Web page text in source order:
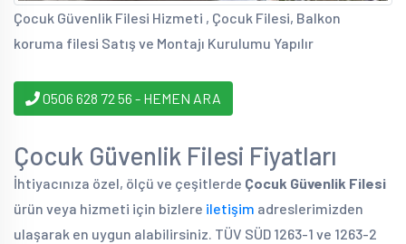
Çocuk Güvenlik Filesi Hizmeti , Çocuk Filesi, Balkon
koruma filesi Satış ve Montajı Kurulumu Yapılır
0506 628 72 56 - HEMEN ARA
Çocuk Güvenlik Filesi Fiyatları
İhtiyacınıza özel, ölçü ve çeşitlerde Çocuk Güvenlik Filesi
ürün veya hizmeti için bizlere iletişim adreslerimizden
ulaşarak en uygun alabilirsiniz. TÜV SÜD 1263-1 ve 1263-2